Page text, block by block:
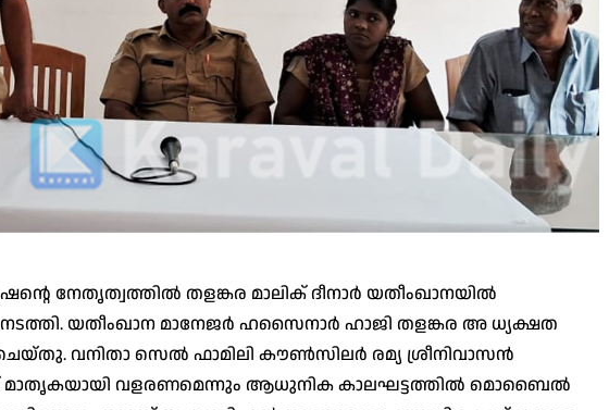
നേതൃത്വത്തിൽ തളങ്കര മാലിക് ദീനാർ യതീംഖാനയിൽ
യതീംഖാന മാനേജർ ഹസൈനാർ ഹാജി തളങ്കര അ ധ്യക്ഷത
വനിതാ സെൽ ഫാമിലി കൗൺസിലർ രമ്യ ശ്രീനിവാസൻ
മാതൃകയായി വളരണമെന്നും ആധുനിക കാലഘട്ടത്തിൽ മൊബൈൽ